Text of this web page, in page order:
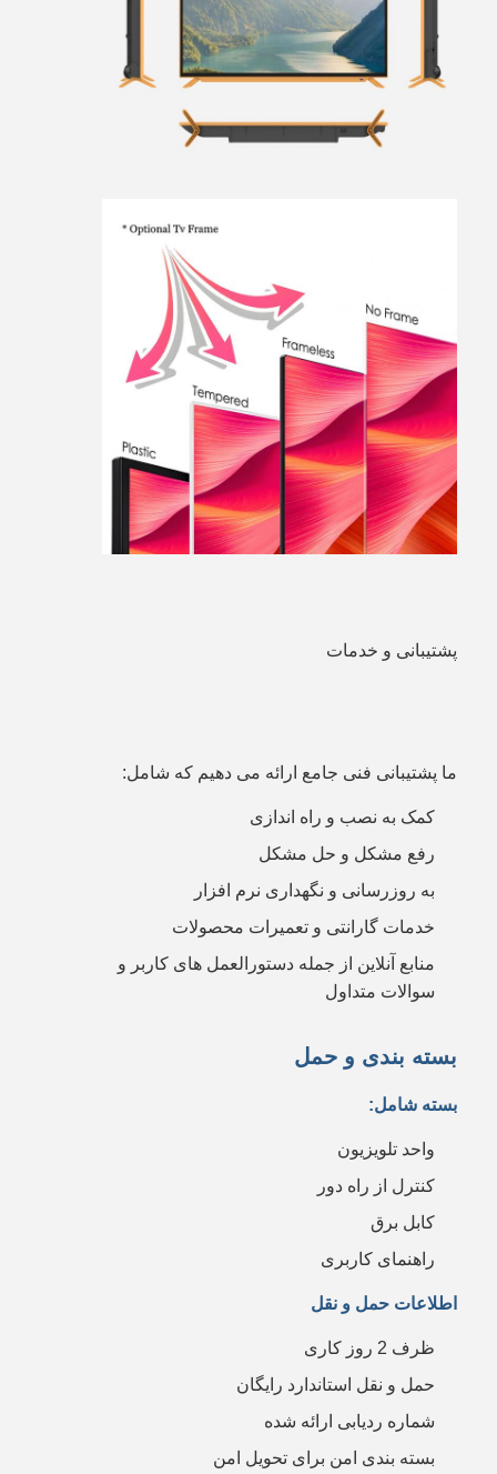
پشتیبانی و خدمات
ما پشتیبانی فنی جامع ارائه می دهیم که شامل:
کمک به نصب و راه اندازی
رفع مشکل و حل مشکل
به روزرسانی و نگهداری نرم افزار
خدمات گارانتی و تعمیرات محصولات
منابع آنلاین از جمله دستورالعمل های کاربر و
سوالات متداول
بسته بندی و حمل
بسته شامل:
واحد تلویزیون
کنترل از راه دور
کابل برق
راهنمای کاربری
اطلاعات حمل و نقل
ظرف 2 روز کاری
حمل و نقل استاندارد رایگان
شماره ردیابی ارائه شده
بسته بندی امن برای تحویل امن